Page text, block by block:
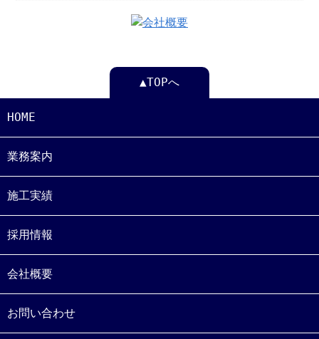
▲TOPへ
HOME
業務案内
施工実績
採用情報
会社概要
お問い合わせ